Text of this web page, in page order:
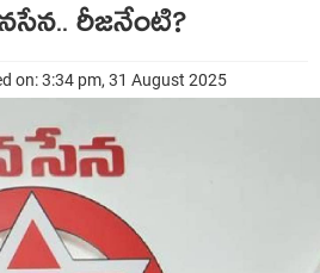
రీజనేంటి?
on: 3:34 pm, 31 August 2025